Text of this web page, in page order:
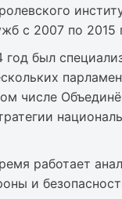
с 2007 по 2015
год был
числе
работает
и